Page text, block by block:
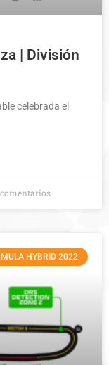
| División
celebrada el
HYBRID 2022